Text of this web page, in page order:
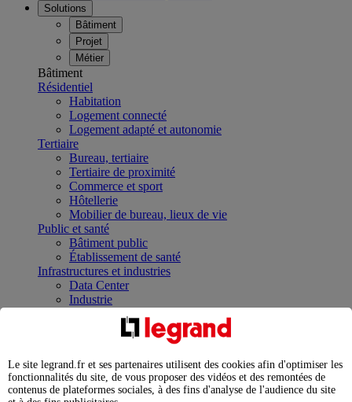
Solutions
Bâtiment
Projet
Métier
Bâtiment
Résidentiel
Habitation
Logement connecté
Logement adapté et autonomie
Tertiaire
Bureau, tertiaire
Tertiaire de proximité
Commerce et sport
Hôtellerie
Mobilier de bureau, lieux de vie
Public et santé
Bâtiment public
Établissement de santé
Infrastructures et industries
Data Center
Industrie
Infrastructures
Contrôler et planifier le fonctionnement des appareils
Répartir et optimiser son tableau électrique
Legrand Data Center Solutions : concentrer les
expertises au service de vos performances
Le site legrand.fr et ses partenaires utilisent des cookies afin d'optimiser les
fonctionnalités du site, de vous proposer des vidéos et des remontées de
contenus de plateformes sociales, à des fins d'analyse de l'audience du site